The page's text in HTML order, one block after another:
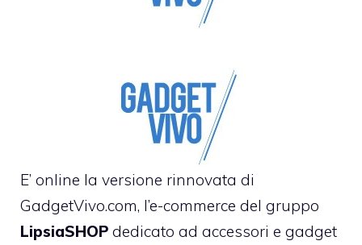
E’ online la versione rinnovata di
GadgetVivo.com, l’e-commerce del gruppo
LipsiaSHOP dedicato ad accessori e gadget